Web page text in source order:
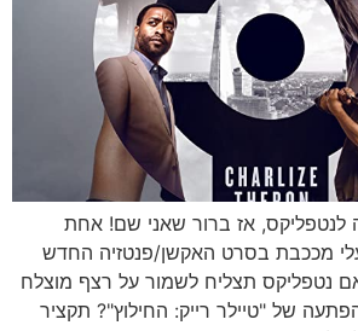
לנטפליקס, אז ברור שאני שם! אחת
מככבת בסרט האקשן/פנטזיה החדש
נטפליקס תצליח לשמור על רצף מוצלח
של "טיילר רייק: החילוץ"? תקציר